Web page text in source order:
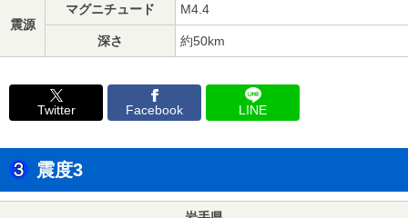
震源
マグニチュード M4.4
深さ 約50km
Twitter Facebook LINE
震度3